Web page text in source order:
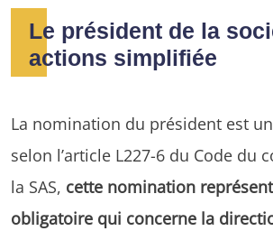
Le président de la
actions simplifiée
La nomination du président est
selon l’article L227-6 du Code du
la SAS, cette nomination
obligatoire qui concerne la